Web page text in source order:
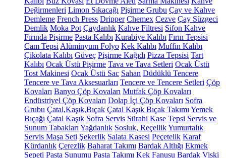
Değirmenleri Limon Sıkacağı Pişirme Grubu Çay ve Kahve
Demleme French Press Dripper Chemex Cezve Çay Süzgeci
Demlik Moka Pot Çaydanlık Kahve Filtresi Sifon Kahve
Fırında Pişirme Pasta Kalıbı Kurabiye Kalıbı Fırın Tepsisi
Cam Tepsi Alüminyum Folyo Kek Kalıbı Muffin Kalıbı
Çikolata Kalıbı Güveç Pişirme Kağıdı Pizza Tepsisi Tart
Kalıbı Ocak Üstü Pişirme Tava ve Tava Setleri Ocak Üstü
Tost Makinesi Ocak Üstü Sac Sahan Düdüklü Tencere
Tencere ve Tava Aksesuarları Tencere ve Tencere Setleri Çöp
Kovaları Banyo Çöp Kovaları Mutfak Çöp Kovaları
Endüstriyel Çöp Kovaları Dolap İçi Çöp Kovaları Sofra
Grubu Çatal,Kaşık,Bıçak Çatal Kaşık Bıçak Takımı Yemek
Bıçağı Çatal Kaşık Sofra Servis Sürahi Kase Tepsi Servis ve
Sunum Tabakları Yağdanlık Sosluk, ReçellikYumurtalık
Servis Maşa Seti Şekerlik Salata Kasesi Peçetelik Karaf
Kürdanlık Çerezlik Baharat Takımı Bardak Altlığı Ekmek
Sepeti Pasta Sunumu Pasta Takımı Kek Fanusu Bardak Viski